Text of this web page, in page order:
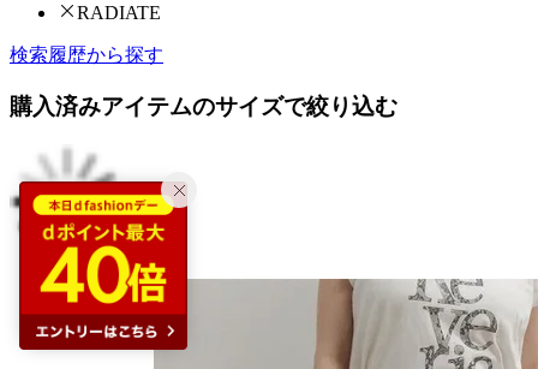
RADIATE
検索履歴から探す
購入済みアイテムのサイズで絞り込む